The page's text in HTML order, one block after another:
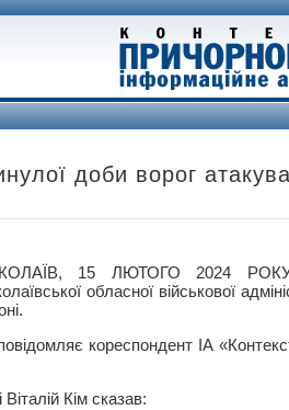
доби ворог
15 ЛЮТОГО 2024
обласної військової
кореспондент ІА
Кім сказав: